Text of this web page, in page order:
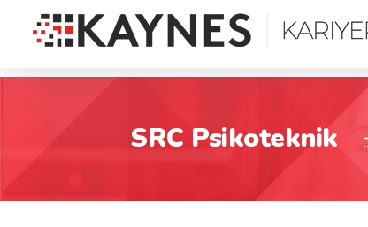
SRC Psikoteknik